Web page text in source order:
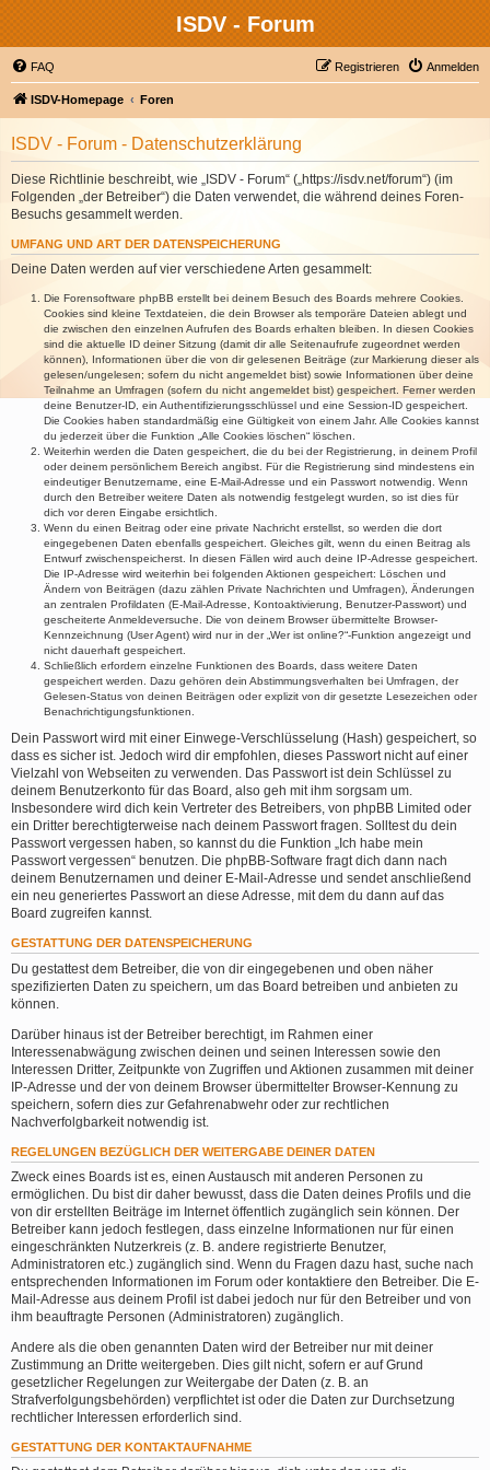
ISDV - Forum
FAQ Anmelden
Registrieren
ISDV-Homepage Foren
ISDV - Forum - Datenschutzerklärung
Diese Richtlinie beschreibt, wie „ISDV - Forum“ („https://isdv.net/forum“) (im
Folgenden „der Betreiber“) die Daten verwendet, die während deines Foren-
Besuchs gesammelt werden.
UMFANG UND ART DER DATENSPEICHERUNG
Deine Daten werden auf vier verschiedene Arten gesammelt:
Die Forensoftware phpBB erstellt bei deinem Besuch des Boards mehrere Cookies.
Cookies sind kleine Textdateien, die dein Browser als temporäre Dateien ablegt und
die zwischen den einzelnen Aufrufen des Boards erhalten bleiben. In diesen Cookies
sind die aktuelle ID deiner Sitzung (damit dir alle Seitenaufrufe zugeordnet werden
können), Informationen über die von dir gelesenen Beiträge (zur Markierung dieser als
gelesen/ungelesen; sofern du nicht angemeldet bist) sowie Informationen über deine
Teilnahme an Umfragen (sofern du nicht angemeldet bist) gespeichert. Ferner werden
deine Benutzer-ID, ein Authentifizierungsschlüssel und eine Session-ID gespeichert.
Die Cookies haben standardmäßig eine Gültigkeit von einem Jahr. Alle Cookies kannst
du jederzeit über die Funktion „Alle Cookies löschen“ löschen.
Weiterhin werden die Daten gespeichert, die du bei der Registrierung, in deinem Profil
oder deinem persönlichem Bereich angibst. Für die Registrierung sind mindestens ein
eindeutiger Benutzername, eine E-Mail-Adresse und ein Passwort notwendig. Wenn
durch den Betreiber weitere Daten als notwendig festgelegt wurden, so ist dies für
dich vor deren Eingabe ersichtlich.
Wenn du einen Beitrag oder eine private Nachricht erstellst, so werden die dort
eingegebenen Daten ebenfalls gespeichert. Gleiches gilt, wenn du einen Beitrag als
Entwurf zwischenspeicherst. In diesen Fällen wird auch deine IP-Adresse gespeichert.
Die IP-Adresse wird weiterhin bei folgenden Aktionen gespeichert: Löschen und
Ändern von Beiträgen (dazu zählen Private Nachrichten und Umfragen), Änderungen
an zentralen Profildaten (E-Mail-Adresse, Kontoaktivierung, Benutzer-Passwort) und
gescheiterte Anmeldeversuche. Die von deinem Browser übermittelte Browser-
Kennzeichnung (User Agent) wird nur in der „Wer ist online?“-Funktion angezeigt und
nicht dauerhaft gespeichert.
Schließlich erfordern einzelne Funktionen des Boards, dass weitere Daten
gespeichert werden. Dazu gehören dein Abstimmungsverhalten bei Umfragen, der
Gelesen-Status von deinen Beiträgen oder explizit von dir gesetzte Lesezeichen oder
Benachrichtigungsfunktionen.
Dein Passwort wird mit einer Einwege-Verschlüsselung (Hash) gespeichert, so
dass es sicher ist. Jedoch wird dir empfohlen, dieses Passwort nicht auf einer
Vielzahl von Webseiten zu verwenden. Das Passwort ist dein Schlüssel zu
deinem Benutzerkonto für das Board, also geh mit ihm sorgsam um.
Insbesondere wird dich kein Vertreter des Betreibers, von phpBB Limited oder
ein Dritter berechtigterweise nach deinem Passwort fragen. Solltest du dein
Passwort vergessen haben, so kannst du die Funktion „Ich habe mein
Passwort vergessen“ benutzen. Die phpBB-Software fragt dich dann nach
deinem Benutzernamen und deiner E-Mail-Adresse und sendet anschließend
ein neu generiertes Passwort an diese Adresse, mit dem du dann auf das
Board zugreifen kannst.
GESTATTUNG DER DATENSPEICHERUNG
Du gestattest dem Betreiber, die von dir eingegebenen und oben näher
spezifizierten Daten zu speichern, um das Board betreiben und anbieten zu
können.
Darüber hinaus ist der Betreiber berechtigt, im Rahmen einer
Interessenabwägung zwischen deinen und seinen Interessen sowie den
Interessen Dritter, Zeitpunkte von Zugriffen und Aktionen zusammen mit deiner
IP-Adresse und der von deinem Browser übermittelter Browser-Kennung zu
speichern, sofern dies zur Gefahrenabwehr oder zur rechtlichen
Nachverfolgbarkeit notwendig ist.
REGELUNGEN BEZÜGLICH DER WEITERGABE DEINER DATEN
Zweck eines Boards ist es, einen Austausch mit anderen Personen zu
ermöglichen. Du bist dir daher bewusst, dass die Daten deines Profils und die
von dir erstellten Beiträge im Internet öffentlich zugänglich sein können. Der
Betreiber kann jedoch festlegen, dass einzelne Informationen nur für einen
eingeschränkten Nutzerkreis (z. B. andere registrierte Benutzer,
Administratoren etc.) zugänglich sind. Wenn du Fragen dazu hast, suche nach
entsprechenden Informationen im Forum oder kontaktiere den Betreiber. Die E-
Mail-Adresse aus deinem Profil ist dabei jedoch nur für den Betreiber und von
ihm beauftragte Personen (Administratoren) zugänglich.
Andere als die oben genannten Daten wird der Betreiber nur mit deiner
Zustimmung an Dritte weitergeben. Dies gilt nicht, sofern er auf Grund
gesetzlicher Regelungen zur Weitergabe der Daten (z. B. an
Strafverfolgungsbehörden) verpflichtet ist oder die Daten zur Durchsetzung
rechtlicher Interessen erforderlich sind.
GESTATTUNG DER KONTAKTAUFNAHME